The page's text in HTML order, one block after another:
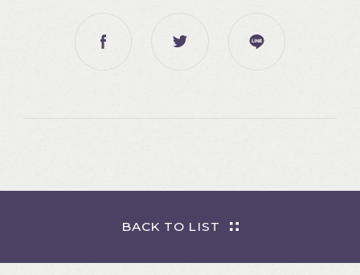
BACK TO LIST